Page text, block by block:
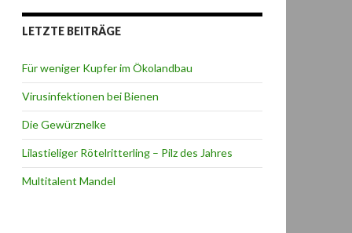
LETZTE BEITRÄGE
Für weniger Kupfer im Ökolandbau
Virusinfektionen bei Bienen
Die Gewürznelke
Lilastieliger Rötelritterling – Pilz des Jahres
Multitalent Mandel